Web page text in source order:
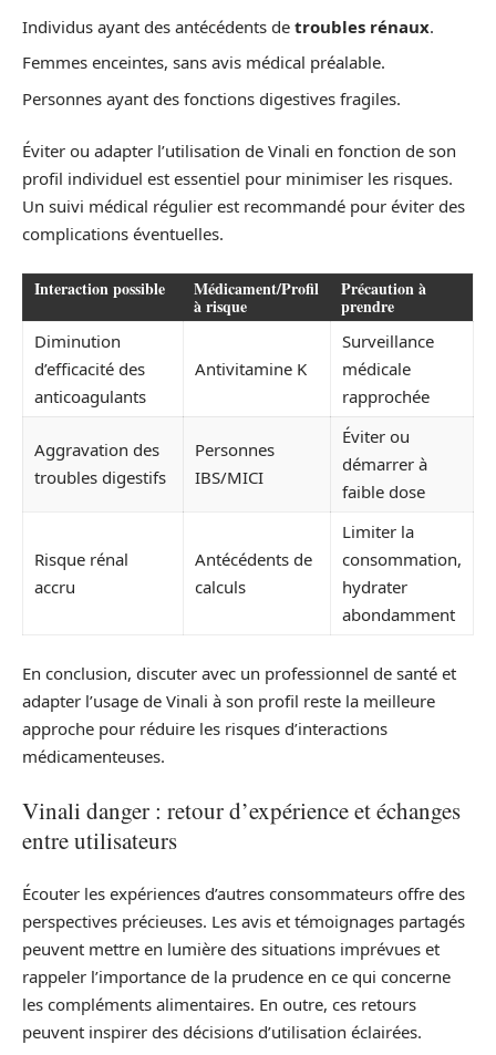
Individus ayant des antécédents de troubles rénaux.
Femmes enceintes, sans avis médical préalable.
Personnes ayant des fonctions digestives fragiles.
Éviter ou adapter l’utilisation de Vinali en fonction de son
profil individuel est essentiel pour minimiser les risques.
Un suivi médical régulier est recommandé pour éviter des
complications éventuelles.
Interaction possible Médicament/Profil
à risque
Précaution à
prendre
Diminution
d’efficacité des
anticoagulants
Antivitamine K
Surveillance
médicale
rapprochée
Aggravation des
troubles digestifs
Personnes
IBS/MICI
Éviter ou
démarrer à
faible dose
Risque rénal
accru
Antécédents de
calculs
Limiter la
consommation,
hydrater
abondamment
En conclusion, discuter avec un professionnel de santé et
adapter l’usage de Vinali à son profil reste la meilleure
approche pour réduire les risques d’interactions
médicamenteuses.
Vinali danger : retour d’expérience et échanges
entre utilisateurs
Écouter les expériences d’autres consommateurs offre des
perspectives précieuses. Les avis et témoignages partagés
peuvent mettre en lumière des situations imprévues et
rappeler l’importance de la prudence en ce qui concerne
les compléments alimentaires. En outre, ces retours
peuvent inspirer des décisions d’utilisation éclairées.